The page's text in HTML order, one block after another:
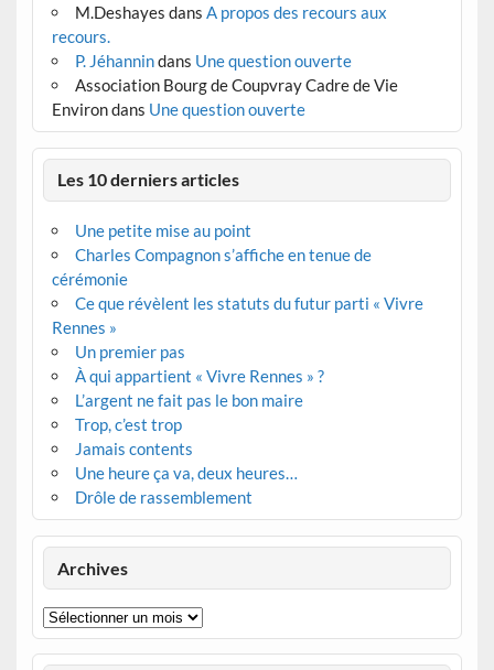
M.Deshayes dans A propos des recours aux
recours.
P. Jéhannindans Une question ouverte
Association Bourg de Coupvray Cadre de Vie
Environdans Une question ouverte
Les 10 derniers articles
Une petite mise au point
Charles Compagnon s’affiche en tenue de
cérémonie
Ce que révèlent les statuts du futur parti « Vivre
Rennes »
Un premier pas
À qui appartient « Vivre Rennes » ?
L’argent ne fait pas le bon maire
Trop, c’est trop
Jamais contents
Une heure ça va, deux heures…
Drôle de rassemblement
Archives
Archives